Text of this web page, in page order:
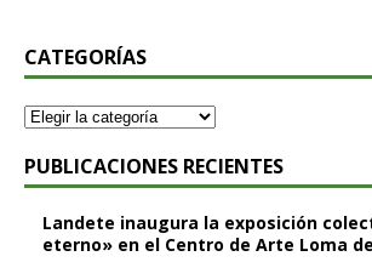
CATEGORÍAS
PUBLICACIONES RECIENTES
Landete inaugura la exposición
eterno» en el Centro de Arte Loma